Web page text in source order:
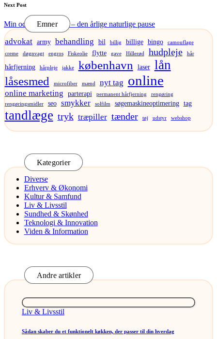
Next Post
Min ode til forkølelse – den årlige naturlige pause
Emner
advokat army behandling bil billig billige bingo camouflage
creme døgnvagt engros Fiskeolie flytte gave Hillerød hudpleje hår
hårfjerning hårpleje jakke københavn laser lån
låsesmed microfiber mænd nyt tag online
online marketing parterapi permanent hårfjerning
rengøring
rengøringsmidler
seo smykker solfilm søgemaskineoptimering tag
tandlæge tryk træpiller tænder tøj udstyr webshop
Kategorier
Diverse
Erhverv & Økonomi
Kultur & Samfund
Liv & Livsstil
Sundhed & Skønhed
Teknologi & Innovation
Viden & Information
Andre artikler
Posted
Liv & Livsstil
Sådan skaber du et funktionelt køkken, der passer til din hverdag